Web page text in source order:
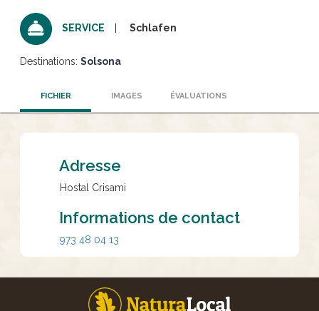
SERVICE Schlafen
Destinations: Solsona
FICHIER IMAGES ÉVALUATIONS
Adresse
Hostal Crisami
Informations de contact
973 48 04 13